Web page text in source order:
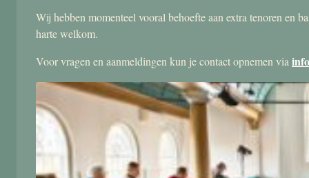
Wij hebben momenteel vooral behoefte aan extra tenoren en
harte welkom.
Voor vragen en aanmeldingen kun je contact opnemen via